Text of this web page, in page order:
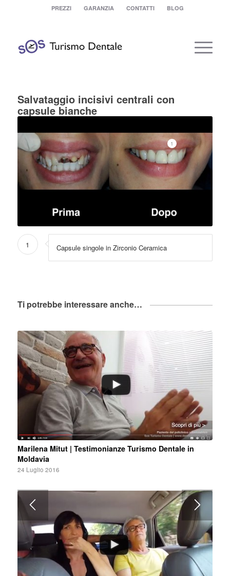
PREZZI GARANZIA CONTATTI BLOG
Salvataggio incisivi centrali con
capsule bianche
1
1 Capsule singole in Zirconio Ceramica
Ti potrebbe interessare anche…
Marilena Mitut | Testimonianze Turismo Dentale in
Moldavia
24 Luglio 2016